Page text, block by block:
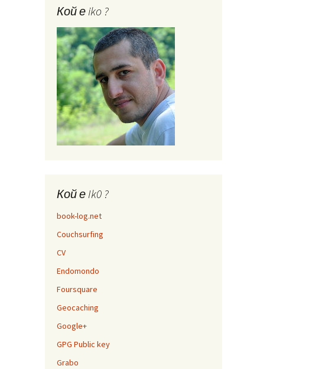
Кой е iko ?
Кой е Ik0 ?
book-log.net
Couchsurfing
CV
Endomondo
Foursquare
Geocaching
Google+
GPG Public key
Grabo